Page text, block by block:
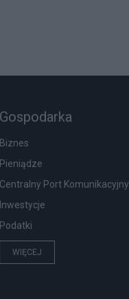
Gospodarka
Biznes
Pieniądze
Centralny Port Komunikacyjny
Inwestycje
Podatki
WIĘCEJ